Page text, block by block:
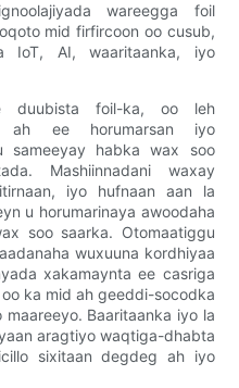
wareegga foil
mid firfircoon oo cusub,
IoT, AI, waaritaanka, iyo
duubista foil-ka, oo leh
ah ee horumarsan iyo
sameeyay habka wax soo
Mashiinnadani waxay
iyo hufnaan aan la
u horumarinaya awoodaha
soo saarka. Otomaatiggu
wuxuuna kordhiyaa
xakamaynta ee casriga
ka mid ah geeddi-socodka
Baaritaanka iyo la
aragtiyo waqtiga-dhabta
sixitaan degdeg ah iyo